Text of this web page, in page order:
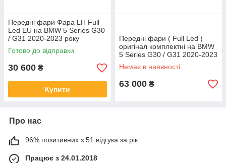
Передні фари Фара LH Full
Led EU на BMW 5 Series G30
/ G31 2020-2023 року
Готово до відправки
30 600 ₴
Купити
Передні фари ( Full Led )
оригінал комплектні на BMW
5 Series G30 / G31 2020-2023
року
Немає в наявності
63 000 ₴
Про нас
96% позитивних з 51 відгука за рік
Працює з 24.01.2018